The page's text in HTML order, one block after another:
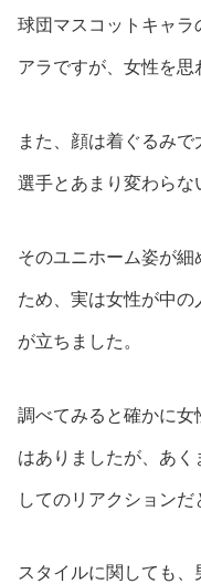
球団マスコットキャラ
アラですが、女性を思
また、顔は着ぐるみ
選手とあまり変わらな
そのユニホーム姿が
ため、実は女性が中
が立ちました。
調べてみると確かに
はありましたが、あく
してのリアクションだ
スタイルに関しても